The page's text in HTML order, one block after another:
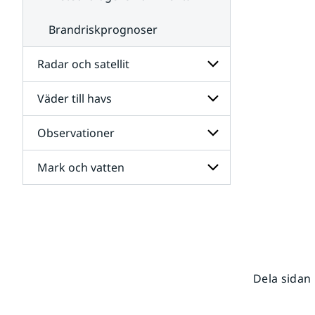
Brandriskprognoser
Radar och satellit
Undersidor
för
Radar
och
satellit
Väder till havs
Undersidor
för
Väder
till
havs
Observationer
Undersidor
för
Mark och vatten
Dela sidan